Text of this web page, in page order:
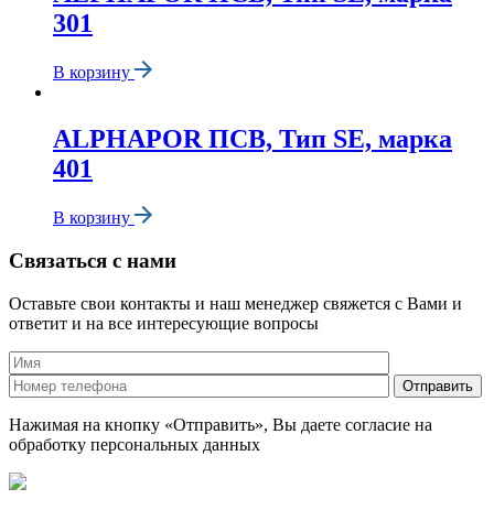
301
В корзину
ALPHAPOR ПСВ, Тип SE, марка
401
В корзину
Связаться с нами
Оставьте свои контакты и наш менеджер свяжется с Вами и
ответит и на все интересующие вопросы
Нажимая на кнопку «Отправить», Вы даете согласие на
обработку персональных данных